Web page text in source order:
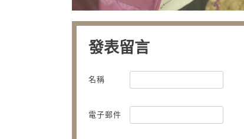
發表留言
名稱
電子郵件